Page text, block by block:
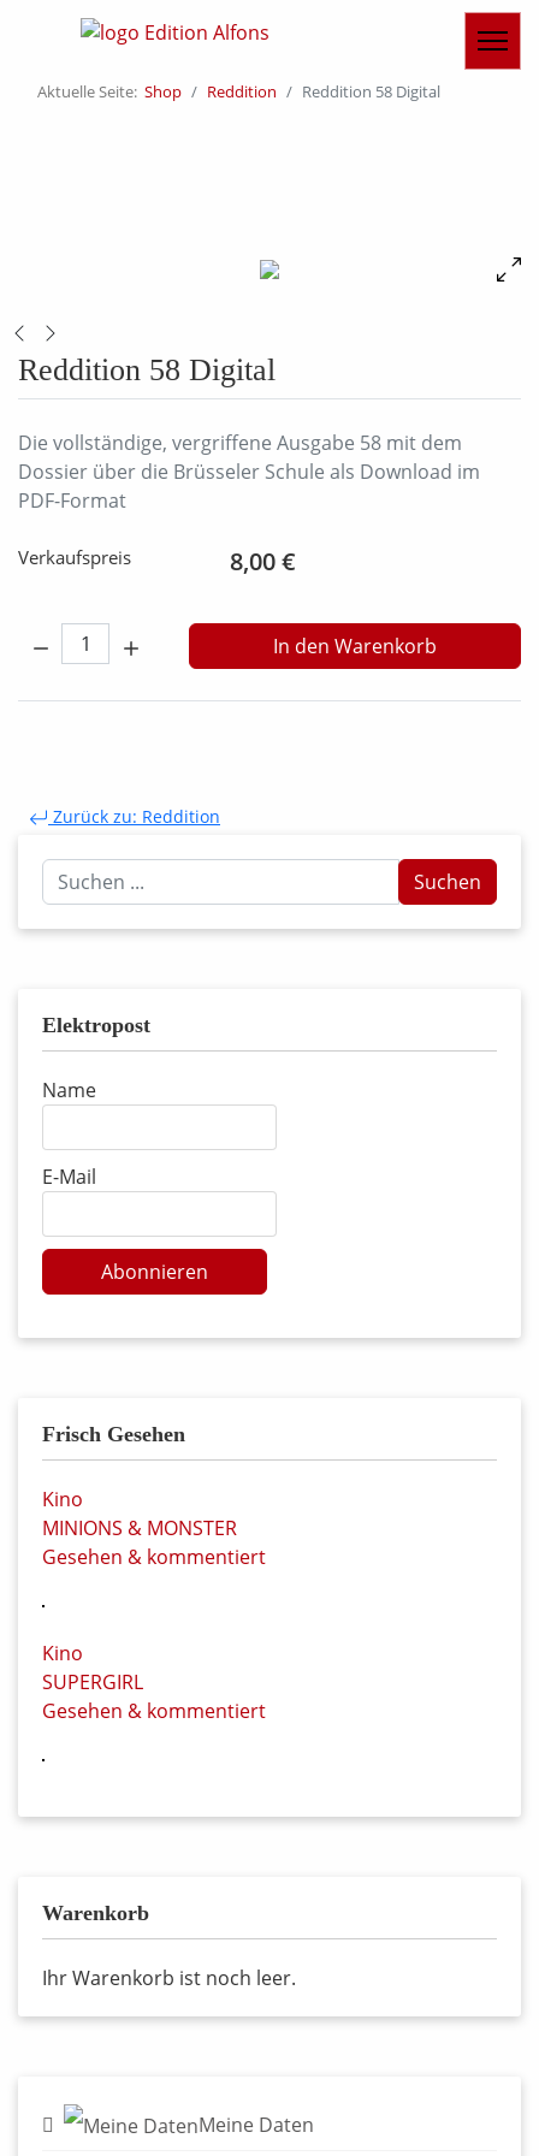
Aktuelle Seite: Shop Reddition Reddition 58 Digital
Reddition 58 Digital
Die vollständige, vergriffene Ausgabe 58 mit dem
Dossier über die Brüsseler Schule als Download im
PDF-Format
Verkaufspreis 8,00 €
Menge: In den Warenkorb
Zurück zu: Reddition
Suchen
...
Suchen
Elektropost
Name
E-Mail
Abonnieren
Frisch Gesehen
Kino
MINIONS & MONSTER
Gesehen & kommentiert
Kino
SUPERGIRL
Gesehen & kommentiert
Warenkorb
Ihr Warenkorb ist noch leer.
Meine Daten